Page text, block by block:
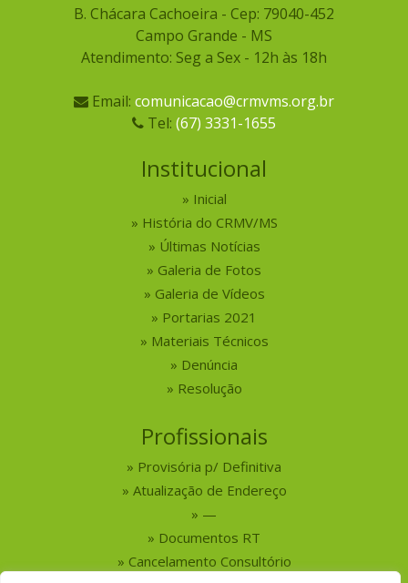
B. Chácara Cachoeira - Cep: 79040-452
Campo Grande - MS
Atendimento: Seg a Sex - 12h às 18h
Email: comunicacao@crmvms.org.br
Tel: (67) 3331-1655
Institucional
Inicial
História do CRMV/MS
Últimas Notícias
Galeria de Fotos
Galeria de Vídeos
Portarias 2021
Materiais Técnicos
Denúncia
Resolução
Profissionais
Provisória p/ Definitiva
Atualização de Endereço
—
Documentos RT
Cancelamento Consultório